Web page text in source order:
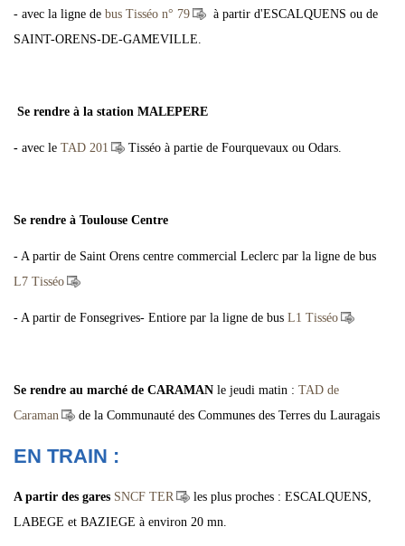
- avec la ligne de bus Tisséo n° 79
à partir d'ESCALQUENS ou de
SAINT-ORENS-DE-GAMEVILLE.
Se rendre à la station MALEPERE
- avec le TAD 201 Tisséo à partie de Fourquevaux ou Odars.
Se rendre à Toulouse Centre
- A partir de Saint Orens centre commercial Leclerc par la ligne de bus
L7 Tisséo
- A partir de Fonsegrives- Entiore par la ligne de bus L1 Tisséo
Se rendre au marché de CARAMAN le jeudi matin : TAD de
Caraman
de la Communauté des Communes des Terres du Lauragais
EN TRAIN :
A partir des gares SNCF TER
les plus proches : ESCALQUENS,
LABEGE et BAZIEGE à environ 20 mn.